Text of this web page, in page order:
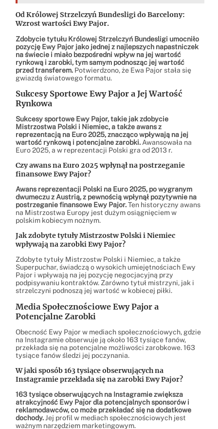
Od Królowej Strzelczyń Bundesligi do Barcelony:
Wzrost wartości Ewy Pajor.
Zdobycie tytułu Królowej Strzelczyń Bundesligi umocniło
pozycję Ewy Pajor jako jednej z najlepszych napastniczek
na świecie i miało bezpośredni wpływ na jej wartość
rynkową i zarobki, tym samym podnosząc jej wartość
przed transferem. Potwierdzono, że Ewa Pajor stała się
gwiazdą światowego formatu.
Sukcesy Sportowe Ewy Pajor a Jej Wartość
Rynkowa
Sukcesy sportowe Ewy Pajor, takie jak zdobycie
Mistrzostwa Polski i Niemiec, a także awans z
reprezentacją na Euro 2025, znacząco wpływają na jej
wartość rynkową i potencjalne zarobki. Awansowała na
Euro 2025, a w reprezentacji Polski gra od 2013 r.
Czy awans na Euro 2025 wpłynął na postrzeganie
finansowe Ewy Pajor?
Awans reprezentacji Polski na Euro 2025, po wygranym
dwumeczu z Austrią, z pewnością wpłynął pozytywnie na
postrzeganie finansowe Ewy Pajor.Ten historyczny awans
na Mistrzostwa Europy jest dużym osiągnięciem w
polskim kobiecym nożnym.
Jak zdobyte tytuły Mistrzostw Polski i Niemiec
wpływają na zarobki Ewy Pajor?
Zdobyte tytuły Mistrzostw Polski i Niemiec, a także
Superpuchar, świadczą o wysokich umiejętnościach Ewy
Pajor i wpływają na jej pozycję negocjacyjną przy
podpisywaniu kontraktów. Zarówno tytuł mistrzyni, jak i
strzelczyni podnoszą jej wartość w kobiecej piłki.
Media Społecznościowe Ewy Pajor a
Potencjalne Zarobki
Obecność Ewy Pajor w mediach społecznościowych, gdzie
na Instagramie obserwuje ją około 163 tysiące fanów,
przekłada się na potencjalne możliwości zarobkowe. 163
tysiące fanów śledzi jej poczynania.
W jaki sposób 163 tysiące obserwujących na
Instagramie przekłada się na zarobki Ewy Pajor?
163 tysiące obserwujących na Instagramie zwiększa
atrakcyjność Ewy Pajor dla potencjalnych sponsorów i
reklamodawców, co może przekładać się na dodatkowe
dochody. Jej profil w mediach społecznościowych jest
ważnym narzędziem marketingowym.